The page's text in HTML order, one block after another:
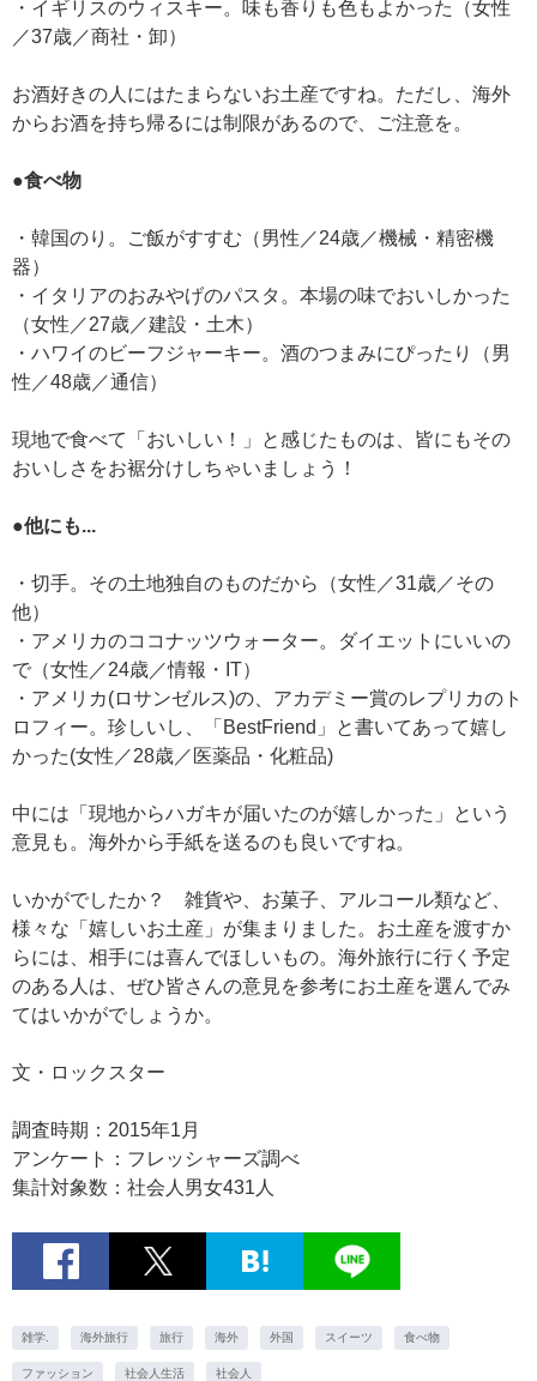
・イギリスのウィスキー。味も香りも色もよかった（女性
／37歳／商社・卸）
お酒好きの人にはたまらないお土産ですね。ただし、海外
からお酒を持ち帰るには制限があるので、ご注意を。
●食べ物
・韓国のり。ご飯がすすむ（男性／24歳／機械・精密機
器）
・イタリアのおみやげのパスタ。本場の味でおいしかった
（女性／27歳／建設・土木）
・ハワイのビーフジャーキー。酒のつまみにぴったり（男
性／48歳／通信）
現地で食べて「おいしい！」と感じたものは、皆にもその
おいしさをお裾分けしちゃいましょう！
●他にも...
・切手。その土地独自のものだから（女性／31歳／その
他）
・アメリカのココナッツウォーター。ダイエットにいいの
で（女性／24歳／情報・IT）
・アメリカ(ロサンゼルス)の、アカデミー賞のレプリカのト
ロフィー。珍しいし、「BestFriend」と書いてあって嬉し
かった(女性／28歳／医薬品・化粧品)
中には「現地からハガキが届いたのが嬉しかった」という
意見も。海外から手紙を送るのも良いですね。
いかがでしたか？ 雑貨や、お菓子、アルコール類など、
様々な「嬉しいお土産」が集まりました。お土産を渡すか
らには、相手には喜んでほしいもの。海外旅行に行く予定
のある人は、ぜひ皆さんの意見を参考にお土産を選んでみ
てはいかがでしょうか。
文・ロックスター
調査時期：2015年1月
アンケート：フレッシャーズ調べ
集計対象数：社会人男女431人
雑学. 海外旅行 旅行 海外 外国 スイーツ 食べ物
ファッション 社会人生活 社会人